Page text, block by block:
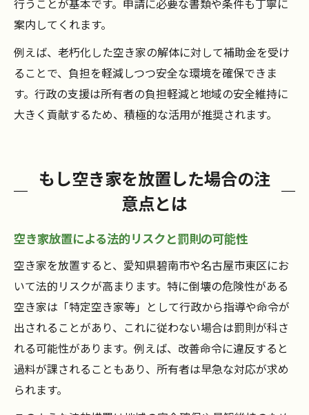
行うことが基本です。申請に必要な書類や条件も丁寧に
案内してくれます。
例えば、老朽化した空き家の解体に対して補助金を受け
ることで、負担を軽減しつつ安全な環境を確保できま
す。行政の支援は所有者の負担軽減と地域の安全維持に
大きく貢献するため、積極的な活用が推奨されます。
もし空き家を放置した場合の注
意点とは
空き家放置による法的リスクと罰則の可能性
空き家を放置すると、愛知県碧南市や名古屋市東区にお
いて法的リスクが高まります。特に倒壊の危険性がある
空き家は「特定空き家等」として行政から指導や命令が
出されることがあり、これに従わない場合は罰則が科さ
れる可能性があります。例えば、改善命令に違反すると
過料が課されることもあり、所有者は早急な対応が求め
られます。